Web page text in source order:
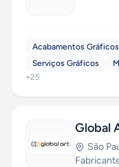
Acabamentos Gráficos
Serviços Gráficos
+25
Global
São